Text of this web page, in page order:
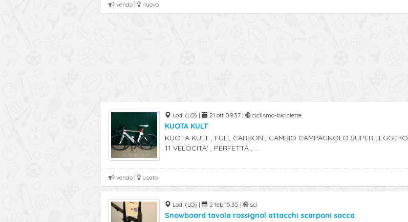
vendo | nuovo
Lodi (LO) | 21 ott 09:37 | ciclismo-biciclette
KUOTA KULT
KUOTA KULT , FULL CARBON , CAMBIO CAMPAGNOLO SUPER LEGGERO
11 VELOCITA' , PERFETTA , ...
vendo | usato
Lodi (LO) | 2 feb 15:35 | sci
Snowboard tavola rossignol attacchi scarponi sacca